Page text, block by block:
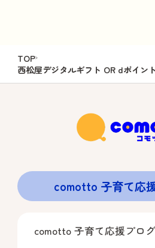
子育て応援プログラム」
・「comotto 子育て応援
員登録の「dアカウント
・エントリー時に表示さ
フォームにご回答いただ
ひとりさまにつき「dアカ
TOP
西松屋デジタルギフト OR dポイン
comotto 子育て応
comotto 子育て応援プロ